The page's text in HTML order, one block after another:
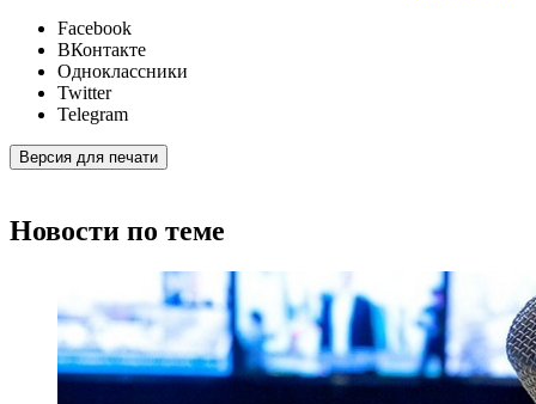
Facebook
ВКонтакте
Одноклассники
Twitter
Telegram
Версия для печати
Новости по теме